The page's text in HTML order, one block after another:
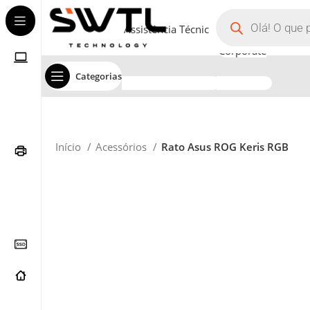
Categorias
Assistência Técnica
Corporate
Início Acessórios Rato Asus ROG Keris RGB